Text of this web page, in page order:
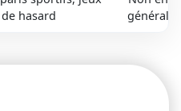
de hasard
général